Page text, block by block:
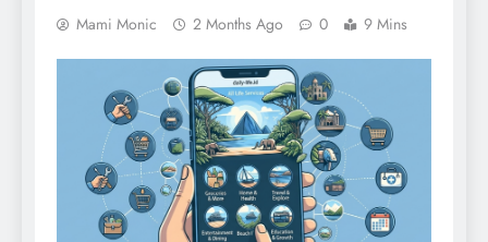
Mami Monic 2 Months Ago 0 9 Mins